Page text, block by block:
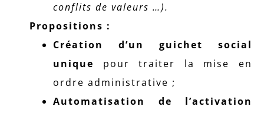
conflits de valeurs …).
Propositions :
Création d’un guichet social
unique pour traiter la mise en
ordre administrative ;
Automatisation de l’activation